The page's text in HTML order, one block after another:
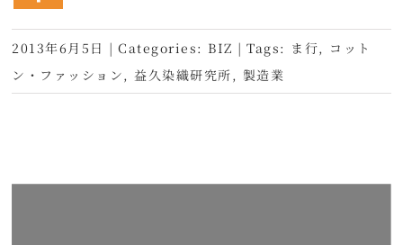
2013年6月5日 | Categories: BIZ | Tags: ま行, コット
ン・ファッション ,益久染織研究所 , 製造業